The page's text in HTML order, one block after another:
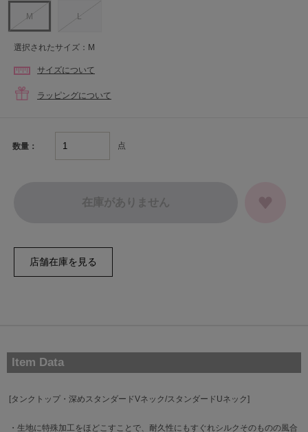
M L
選択されたサイズ：M
サイズについて
ラッピングについて
数量： 点
在庫がありません
Item Data
[タンクトップ・深めスタンダードVネック/スタンダードUネック]
・生地に特殊加工をほどこすことで、耐久性にもすぐれシルクそのものの風合